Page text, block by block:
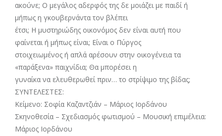
ακούνε; Ο μεγάλος αδερφός της δε μοιάζει με παιδί ή
μήπως η γκουβερνάντα τον βλέπει
έτσι; Η μυστηριώδης οικονόμος δεν είναι αυτή που
φαίνεται ή μήπως είναι; Είναι ο Πύργος
στοιχειωμένος ή απλά αρέσουν στην οικογένεια τα
«παράξενα» παιχνίδια; Θα μπορέσει η
γυναίκα να ελευθερωθεί πριν… το στρίψιμο της βίδας;
ΣΥΝΤΕΛΕΣΤΕΣ:
Κείμενο: Σοφία Καζαντζιάν – Μάριος Ιορδάνου
Σκηνοθεσία – Σχεδιασμός φωτισμού – Μουσική επιμέλεια:
Μάριος Ιορδάνου